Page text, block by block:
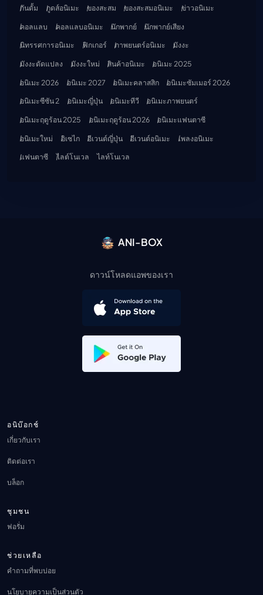
กันดั้ม
กูดส์อนิเมะ ของสะสม ของสะสมอนิเมะ
ข่าวอนิเมะ
คอลแลบ
คอลแลบอนิเมะ นักพากย์
นักพากย์เสียง
นิทรรศการอนิเมะ
ฟิกเกอร์ ภาพยนตร์อนิเมะ
มังงะ
มังงะดัดแปลง
มังงะใหม่ สินค้าอนิเมะ
อนิเมะ 2025
อนิเมะ 2026
อนิเมะ 2027 อนิเมะคลาสสิก
อนิเมะซัมเมอร์ 2026
อนิเมะซีซัน 2
อนิเมะญี่ปุ่น อนิเมะทีวี
อนิเมะภาพยนตร์
อนิเมะฤดูร้อน 2025
อนิเมะฤดูร้อน 2026
อนิเมะแฟนตาซี
อนิเมะใหม่
อิเซไก อีเวนต์ญี่ปุ่น อีเวนต์อนิเมะ
เพลงอนิเมะ
แฟนตาซี
ไลต์โนเวล ไลท์โนเวล
ANI-BOX
ดาวน์โหลดแอพของเรา
อนิบ๊อกช์
เกี่ยวกับเรา
ติดต่อเรา
บล็อก
ชุมชน
ฟอรั่ม
ช่วยเหลือ
คำถามที่พบบ่อย
นโยบายความเป็นส่วนตัว